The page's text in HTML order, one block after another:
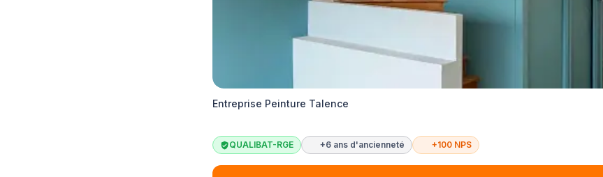
Entreprise Peinture Talence
QUALIBAT-RGE +6 ans d'ancienneté +100 NPS